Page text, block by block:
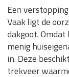
Een
Vaak ligt de
dakgoot.
menig
in. Deze
trekveer